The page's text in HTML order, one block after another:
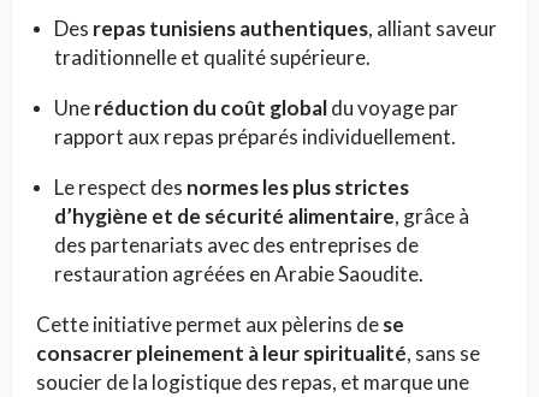
Des repas tunisiens authentiques, alliant saveur
traditionnelle et qualité supérieure.
Uneréduction du coût globaldu voyage par
rapport aux repas préparés individuellement.
Le respect des normes les plus strictes
d’hygiène et de sécurité alimentaire, grâce à
des partenariats avec des entreprises de
restauration agréées en Arabie Saoudite.
Cette initiative permet aux pèlerins dese
consacrer pleinement à leur spiritualité, sans se
soucier de la logistique des repas, et marque une